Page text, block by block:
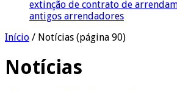
extinção de contrato de
antigos arrendadores
Início / Notícias (página 90)
Notícias